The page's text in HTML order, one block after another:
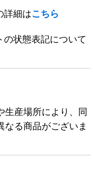
詳細はこちら
状態表記について
生産場所により、同
なる商品がございま